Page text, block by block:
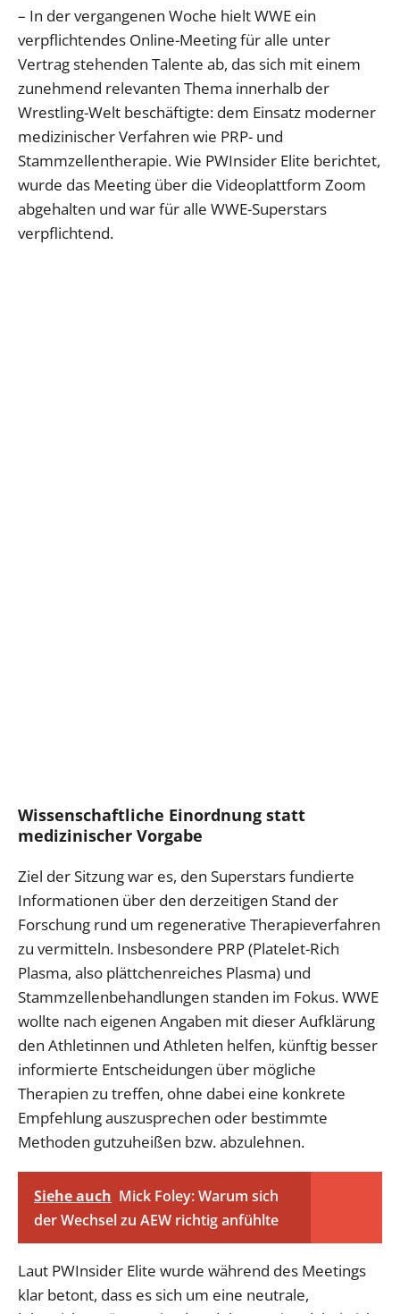
– In der vergangenen Woche hielt WWE ein
verpflichtendes Online-Meeting für alle unter
Vertrag stehenden Talente ab, das sich mit einem
zunehmend relevanten Thema innerhalb der
Wrestling-Welt beschäftigte: dem Einsatz moderner
medizinischer Verfahren wie PRP- und
Stammzellentherapie. Wie PWInsider Elite berichtet,
wurde das Meeting über die Videoplattform Zoom
abgehalten und war für alle WWE-Superstars
verpflichtend.
Wissenschaftliche Einordnung statt
medizinischer Vorgabe
Ziel der Sitzung war es, den Superstars fundierte
Informationen über den derzeitigen Stand der
Forschung rund um regenerative Therapieverfahren
zu vermitteln. Insbesondere PRP (Platelet-Rich
Plasma, also plättchenreiches Plasma) und
Stammzellenbehandlungen standen im Fokus. WWE
wollte nach eigenen Angaben mit dieser Aufklärung
den Athletinnen und Athleten helfen, künftig besser
informierte Entscheidungen über mögliche
Therapien zu treffen, ohne dabei eine konkrete
Empfehlung auszusprechen oder bestimmte
Methoden gutzuheißen bzw. abzulehnen.
Siehe auch Mick Foley: Warum sich
der Wechsel zu AEW richtig anfühlte
Laut PWInsider Elite wurde während des Meetings
klar betont, dass es sich um eine neutrale,